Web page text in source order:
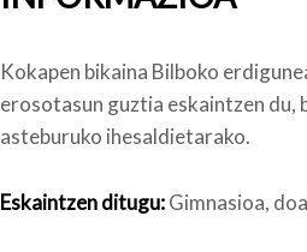
Kokapen bikaina Bilboko
erosotasun guztia eskaintzen
asteburuko ihesaldietarako.
Eskaintzen ditugu:Gimnasioa,